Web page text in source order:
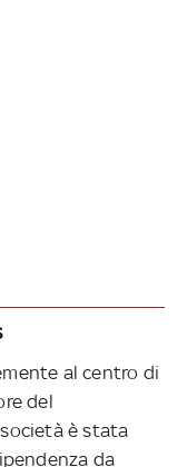
al centro di
del
è stata
da